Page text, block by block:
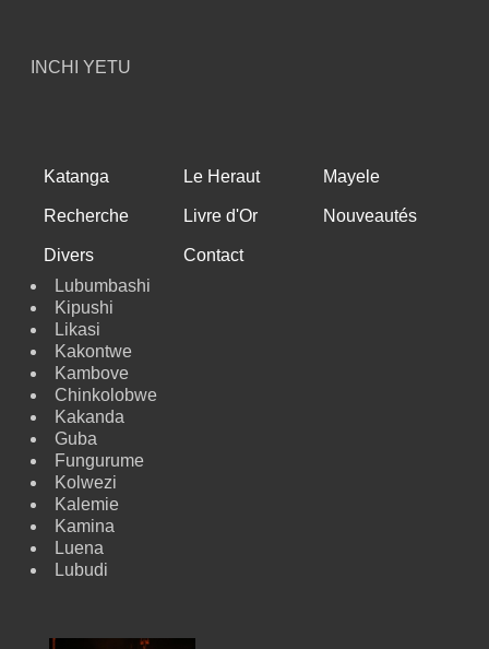
INCHI YETU
Katanga Le Heraut Mayele
Recherche Livre d'Or Nouveautés
Divers
Contact
Lubumbashi
Kipushi
Likasi
Kakontwe
Kambove
Chinkolobwe
Kakanda
Guba
Fungurume
Kolwezi
Kalemie
Kamina
Luena
Lubudi